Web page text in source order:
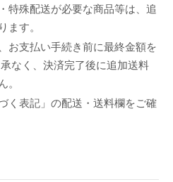
特殊配送が必要な商品等は、追
ます。
お支払い手続き前に最終金額を
なく、決済完了後に追加送料
。
く表記」の配送・送料欄をご確